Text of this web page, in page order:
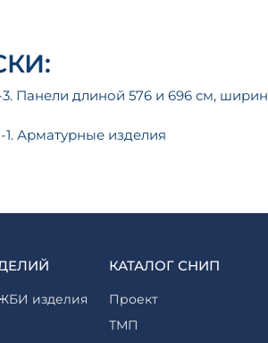
Панели длиной 576 и 696 см,
1. Арматурные изделия
изделия
КАТАЛОГ СНИП
Проект
ТМП